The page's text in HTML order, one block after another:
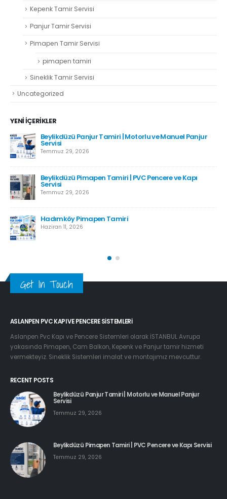
Kepenk Tamir Servisi
Panjur Tamir Servisi
Pimapen Tamir Servisi
pimapen tamiri
Sineklik Tamir Servisi
Uncategorized
YENI İÇERIKLER
Beylikdüzü Panjur Tamiri | Motorlu ve Manuel Panjur
Servisi
Temmuz 29, 2026
Beylikdüzü Pimapen Tamiri | PVC Pencere ve Kapı
Servisi
Temmuz 29, 2026
Hadımköy Pimapen Tamiri
Haziran 11, 2026
Get In Touch
ASLANPEN PVC KAPI VE PENCERE SISTEMLERI
Aslanpen Pvc Kapı ve Pencere Sistemleri olarak İSTANBUL Avrupa
yakasında Pimapen, Cam Balkon, Kepenk ve Panjur tamir hizmeti
vermekteyiz. Sineklik Sistemleri imalat ve montajımız mevcuttur.
RECENT POSTS
Beylikdüzü Panjur Tamiri | Motorlu ve Manuel Panjur
Servisi
Temmuz 29, 2026
Beylikdüzü Pimapen Tamiri | PVC Pencere ve Kapı Servisi
Temmuz 29, 2026